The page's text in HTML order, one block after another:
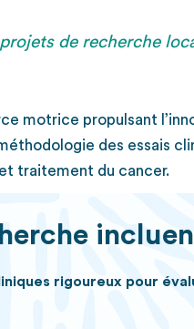
de recherche
motrice propulsant
des essais
traitement du cancer.
rigoureux pour